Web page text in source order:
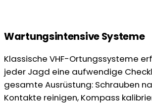
Wartungsintensive Systeme
Klassische VHF-Ortungssysteme
jeder Jagd eine aufwendige
gesamte Ausrüstung: Schrauben
Kontakte reinigen, Kompass